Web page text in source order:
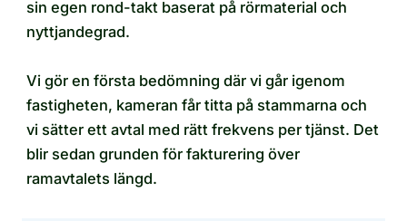
sin egen rond-takt baserat på rörmaterial och
nyttjandegrad.
Vi gör en första bedömning där vi går igenom
fastigheten, kameran får titta på stammarna och
vi sätter ett avtal med rätt frekvens per tjänst. Det
blir sedan grunden för fakturering över
ramavtalets längd.